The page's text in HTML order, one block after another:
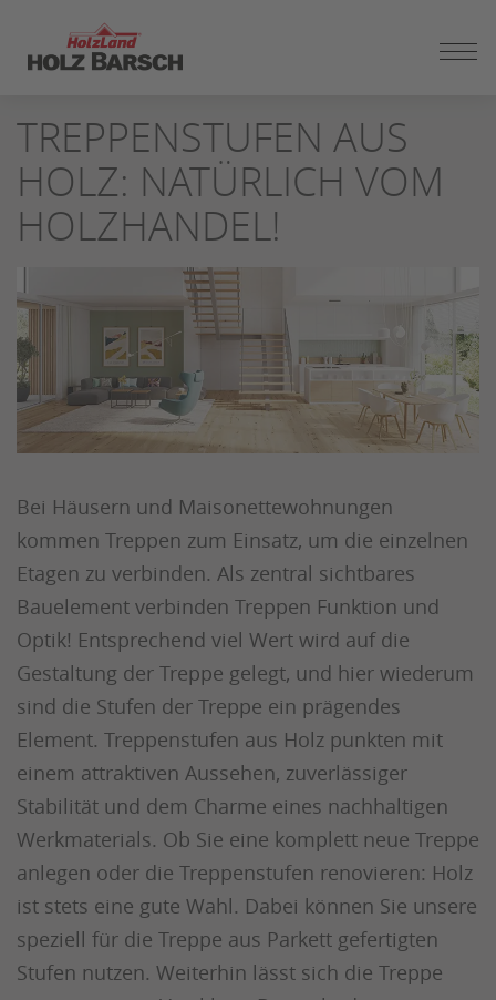
SEITENINHALT
SPRINGEN
TREPPENSTUFEN AUS
HOLZ: NATÜRLICH VOM
HOLZHANDEL!
Bei Häusern und Maisonettewohnungen
kommen Treppen zum Einsatz, um die einzelnen
Etagen zu verbinden. Als zentral sichtbares
Bauelement verbinden Treppen Funktion und
Optik! Entsprechend viel Wert wird auf die
Gestaltung der Treppe gelegt, und hier wiederum
sind die Stufen der Treppe ein prägendes
Element. Treppenstufen aus Holz punkten mit
einem attraktiven Aussehen, zuverlässiger
Stabilität und dem Charme eines nachhaltigen
Werkmaterials. Ob Sie eine komplett neue Treppe
anlegen oder die Treppenstufen renovieren: Holz
ist stets eine gute Wahl. Dabei können Sie unsere
speziell für die Treppe aus Parkett gefertigten
Stufen nutzen. Weiterhin lässt sich die Treppe